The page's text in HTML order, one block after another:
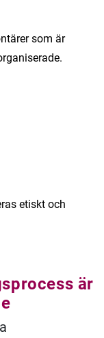
som är
etiskt och
är